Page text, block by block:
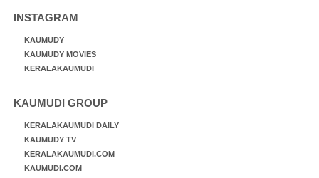
INSTAGRAM
KAUMUDY
KAUMUDY MOVIES
KERALAKAUMUDI
KAUMUDI GROUP
KERALAKAUMUDI DAILY
KAUMUDY TV
KERALAKAUMUDI.COM
KAUMUDI.COM